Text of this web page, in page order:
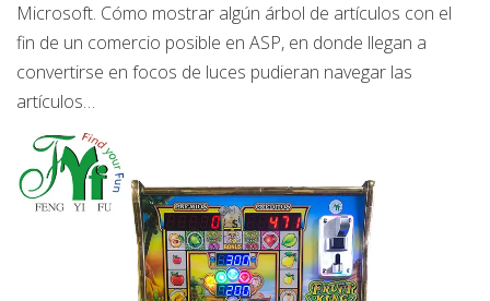
Microsoft. Cómo mostrar algún árbol de artículos con el
fin de un comercio posible en ASP, en donde llegan a
convertirse en focos de luces pudieran navegar las
artículos…